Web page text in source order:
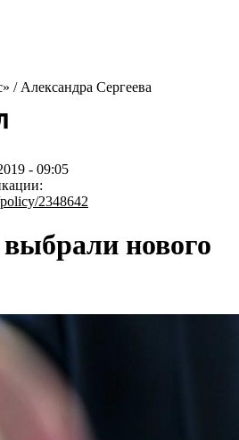
/ Александра Сергеева
- 09:05
2348642
выбрали нового